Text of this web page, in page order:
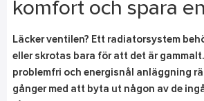
komfort och spara
Läcker ventilen? Ett radiatorsystem
eller skrotas bara för att det är
problemfri och energisnål anläggning
gånger med att byta ut någon av de